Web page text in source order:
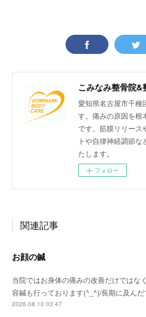
愛知県名古屋市千種
す。痛みの原因を根
です。筋膜リリース
トや自律神経調節
たします。
フォロー
関連記事
お顔の鍼
当院ではお身体の痛みの改善だけではな
容鍼も行っております(^_^)/長期に及ん
2026.08.10 03:47